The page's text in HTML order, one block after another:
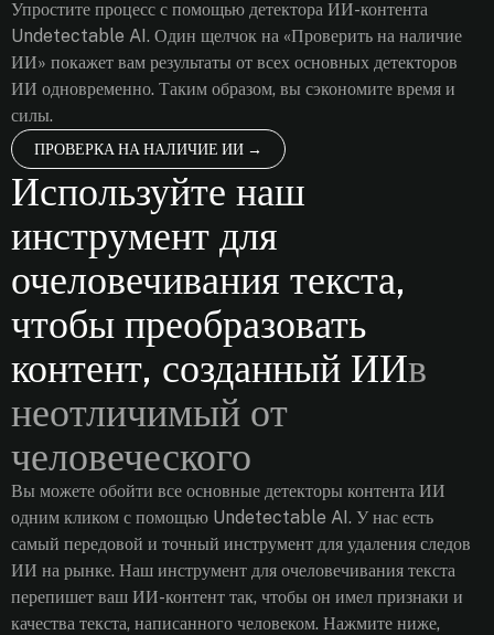
Упростите процесс с помощью детектора ИИ-контента
Undetectable AI. Один щелчок на «Проверить на наличие
ИИ» покажет вам результаты от всех основных детекторов
ИИ одновременно. Таким образом, вы сэкономите время и
силы.
ПРОВЕРКА НА НАЛИЧИЕ ИИ →
Используйте наш
инструмент для
очеловечивания текста,
чтобы преобразовать
контент, созданный ИИв
неотличимый от
человеческого
Вы можете обойти все основные детекторы контента ИИ
одним кликом с помощью Undetectable AI. У нас есть
самый передовой и точный инструмент для удаления следов
ИИ на рынке. Наш инструмент для очеловечивания текста
перепишет ваш ИИ-контент так, чтобы он имел признаки и
качества текста, написанного человеком. Нажмите ниже,